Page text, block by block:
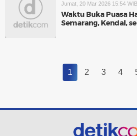
Jumat, 20 Mar 2026 15:54 WIB
Waktu Buka Puasa
Semarang, Kendal,
1 2 3 4